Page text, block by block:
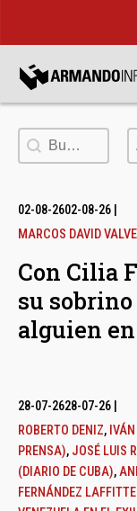
Buscar
02-08-2602-08-26
MARCOS DAVID
Con Cilia
su
alguien
28-07-2628-07-26
ROBERTO DENIZ,
PRENSA), JOSÉ LUIS
(DIARIO DE CUBA),
FERNÁNDEZ